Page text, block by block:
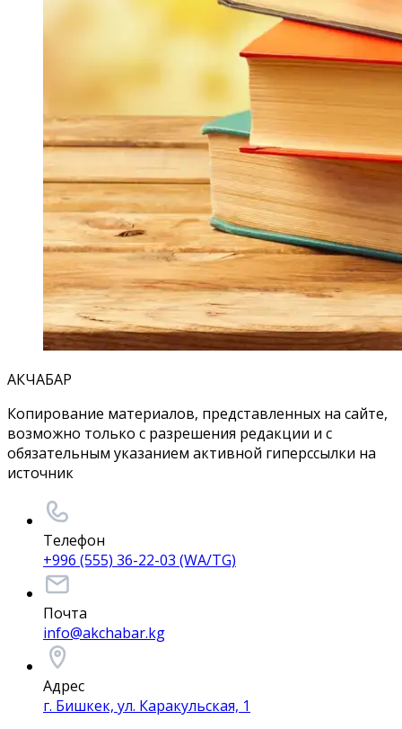
АКЧАБАР
Копирование материалов, представленных на сайте,
возможно только с разрешения редакции и с
обязательным указанием активной гиперссылки на
источник
Телефон
+996 (555) 36-22-03 (WA/TG)
Почта
info@akchabar.kg
Адрес
г. Бишкек, ул. Каракульская, 1